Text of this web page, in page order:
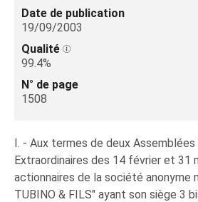
Date de publication
19/09/2003
Qualité
99.4%
N° de page
1508
I. - Aux termes de deux Assemblées
Extraordinaires des 14 février et 31
actionnaires de la société anonyme
TUBINO & FILS" ayant son siège 3